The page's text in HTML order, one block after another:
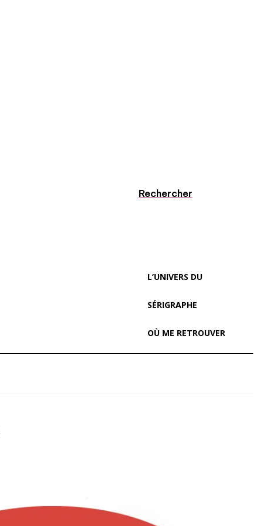
Rechercher
L’UNIVERS DU
SÉRIGRAPHE
OÙ ME RETROUVER